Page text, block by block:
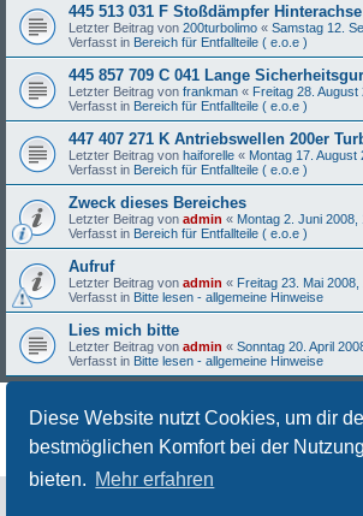
Diese Website nutzt Cookies, um dir
bestmöglichen Komfort bei der
bieten. Mehr erfahren
445 513 031 F Stoßdämpfer
Letzter Beitrag von 200turbolimo « Samstag 12.
Verfasst in Bereich für Entfallteile ( e.o.e )
445 857 709 C 041 Lange
Letzter Beitrag von frankman « Freitag 28. August
Verfasst in Bereich für Entfallteile ( e.o.e )
447 407 271 K Antriebswellen 200er
Letzter Beitrag von haiforelle « Montag 17. August
Verfasst in Bereich für Entfallteile ( e.o.e )
Zweck dieses Bereiches
Letzter Beitrag von admin « Montag 2. Juni 2008,
Verfasst in Bereich für Entfallteile ( e.o.e )
Aufruf
Letzter Beitrag von admin « Freitag 23. Mai 2008,
Verfasst in Bitte lesen - allgemeine Hinweise
Lies mich bitte
Letzter Beitrag von admin « Sonntag 20. April
Verfasst in Bitte lesen - allgemeine Hinweise
Die Suche ergab 27 Treffer • Seite1